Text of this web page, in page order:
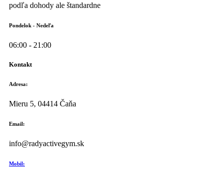
podľa dohody ale štandardne
Pondelok - Nedeľa
06:00 - 21:00
Kontakt
Adresa:
Mieru 5, 04414 Čaňa
Email:
info@radyactivegym.sk
Mobil: